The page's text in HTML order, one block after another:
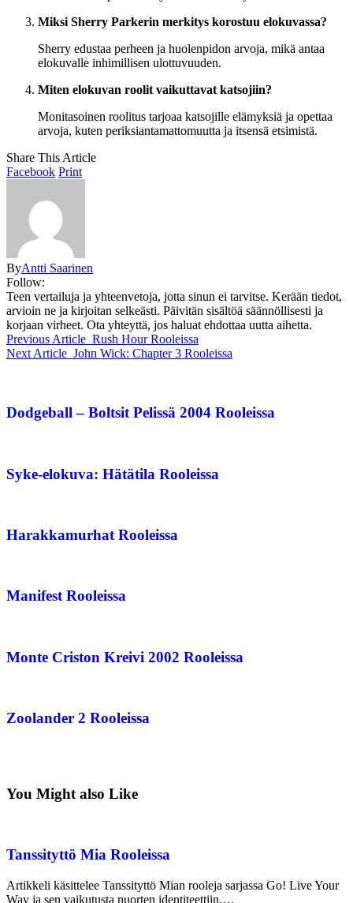
Miksi Sherry Parkerin merkitys korostuu elokuvassa?
Sherry edustaa perheen ja huolenpidon arvoja, mikä antaa
elokuvalle inhimillisen ulottuvuuden.
Miten elokuvan roolit vaikuttavat katsojiin?
Monitasoinen roolitus tarjoaa katsojille elämyksiä ja opettaa
arvoja, kuten periksiantamattomuutta ja itsensä etsimistä.
Share This Article
Facebook Print
ByAntti Saarinen
Follow:
Teen vertailuja ja yhteenvetoja, jotta sinun ei tarvitse. Kerään tiedot,
arvioin ne ja kirjoitan selkeästi. Päivitän sisältöä säännöllisesti ja
korjaan virheet. Ota yhteyttä, jos haluat ehdottaa uutta aihetta.
Previous Article Rush Hour Rooleissa
Next Article John Wick: Chapter 3 Rooleissa
Dodgeball – Boltsit Pelissä 2004 Rooleissa
Syke-elokuva: Hätätila Rooleissa
Harakkamurhat Rooleissa
Manifest Rooleissa
Monte Criston Kreivi 2002 Rooleissa
Zoolander 2 Rooleissa
You Might also Like
Tanssityttö Mia Rooleissa
Artikkeli käsittelee Tanssityttö Mian rooleja sarjassa Go! Live Your
Way ja sen vaikutusta nuorten identiteettiin.…